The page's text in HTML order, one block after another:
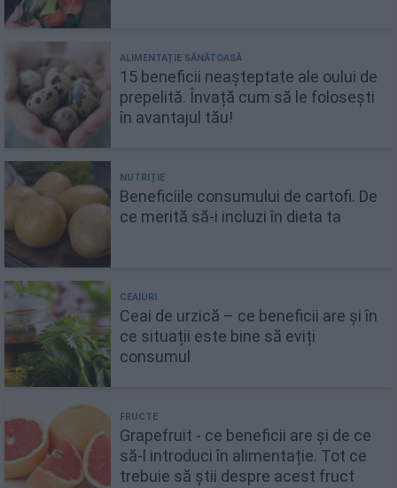
15 beneficii neașteptate ale oului de
prepelită. Învață cum să le folosești
în avantajul tău!
Beneficiile consumului de cartofi. De
ce merită să-i incluzi în dieta ta
Ceai de urzică – ce beneficii are și în
ce situații este bine să eviți
consumul
Grapefruit - ce beneficii are și de ce
să-l introduci în alimentație. Tot ce
trebuie să știi despre acest fruct